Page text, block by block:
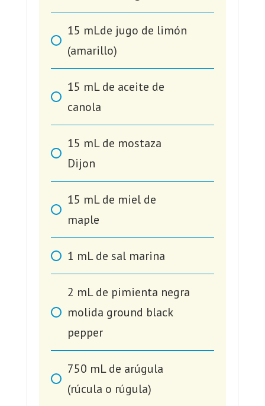
15 mLde jugo de limón
(amarillo)
15 mL de aceite de
canola
15 mL de mostaza
Dijon
15 mL de miel de
maple
1 mL de sal marina
2 mL de pimienta negra
molida ground black
pepper
750 mL de arúgula
(rúcula o rúgula)